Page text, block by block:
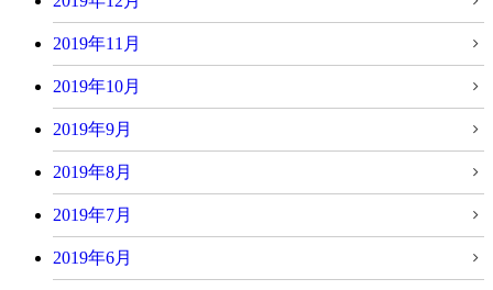
2019年11月
2019年10月
2019年9月
2019年8月
2019年7月
2019年6月